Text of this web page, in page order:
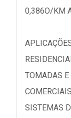
0,386O/KM
TOMADAS E
SISTEMAS